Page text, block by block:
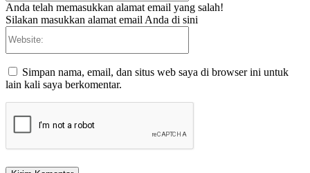
Anda telah memasukkan alamat email yang salah!
Silakan masukkan alamat email Anda di sini
Simpan nama, email, dan situs web saya di browser ini untuk
lain kali saya berkomentar.